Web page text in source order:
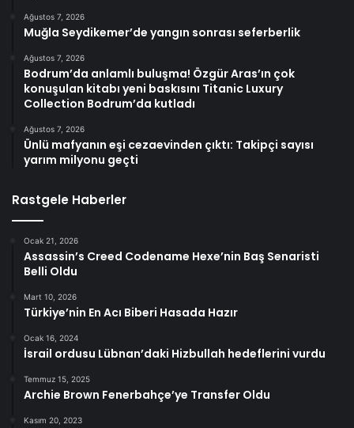
Ağustos 7, 2026
Muğla Seydikemer’de yangın sonrası seferberlik
Ağustos 7, 2026
Bodrum’da anlamlı buluşma! Özgür Aras’ın çok
konuşulan kitabı yeni baskısını Titanic Luxury
Collection Bodrum’da kutladı
Ağustos 7, 2026
Ünlü mafyanın eşi cezaevinden çıktı: Takipçi sayısı
yarım milyonu geçti
Rastgele Haberler
Ocak 21, 2026
Assassin’s Creed Codename Hexe’nin Baş Senaristi
Belli Oldu
Mart 10, 2026
Türkiye’nin En Acı Biberi Hasada Hazır
Ocak 16, 2024
İsrail ordusu Lübnan’daki Hizbullah hedeflerini vurdu
Temmuz 15, 2025
Archie Brown Fenerbahçe’ye Transfer Oldu
Kasım 20, 2023